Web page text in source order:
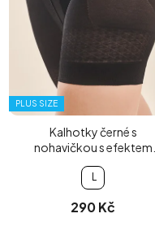
PLUS SIZE
Kalhotky černé s
nohavičkou s efektem
push-up
L
290 Kč